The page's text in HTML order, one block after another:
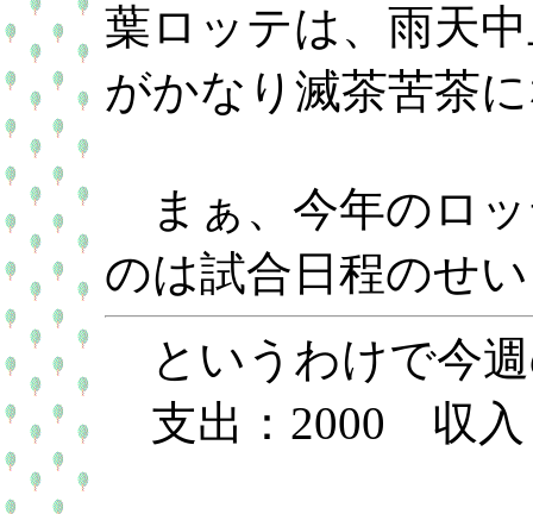
葉ロッテは、雨天
がかなり滅茶苦茶
まぁ、今年のロ
のは試合日程のせ
というわけで今
支出：2000 収入